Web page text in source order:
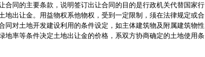
合同的主要条款，说明签订出让合同的目的是行政机关代替国家行
出让金。用益物权系他物权，受到一定限制，须在法律规定或合
同对土地开发建设利用的条件设定，如主体建筑物及附属建筑物性
地率等条件决定土地出让金的价格，系双方协商确定的土地使用条